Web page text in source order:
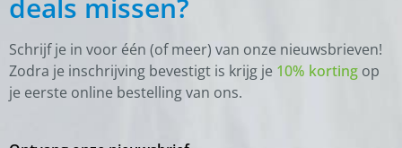
deals missen?
Schrijf je in voor één (of meer) van onze nieuwsbrieven!
Zodra je inschrijving bevestigt is krijg je 10% korting op
je eerste online bestelling van ons.